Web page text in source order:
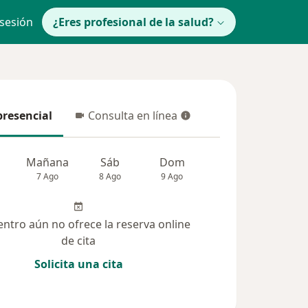
¿Eres profesional de la salud?
Consulta en línea
Consulta en línea
Mañana
7 Ago
Sáb
8 Ago
Dom
9 Ago
aún no ofrece la reserva online
de cita
Solicita una cita